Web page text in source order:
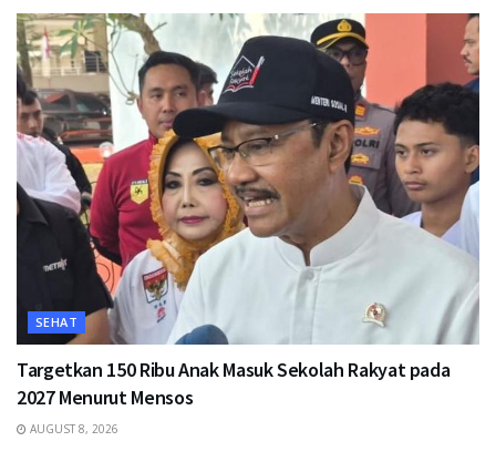
SEHAT
Targetkan 150 Ribu Anak Masuk Sekolah Rakyat pada
2027 Menurut Mensos
AUGUST 8, 2026